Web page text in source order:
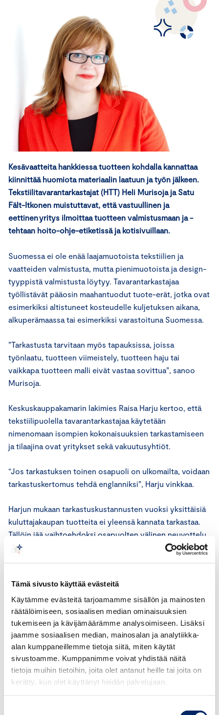
Tämä sivusto käyttää evästeitä
Käytämme evästeitä tarjoamamme sisällön ja mainosten
räätälöimiseen, sosiaalisen median ominaisuuksien
tukemiseen ja kävijämäärämme analysoimiseen. Lisäksi
jaamme sosiaalisen median, mainosalan ja analytiikka-
alan kumppaneillemme tietoja siitä, miten käytät
sivustoamme. Kumppanimme voivat yhdistää näitä
tietoja muihin tietoihin, joita olet antanut heille tai joita on
kerätty, kun olet käyttänyt heidän palvelujaan.
Kesävaatteita hankkiessa tuotteen kohdalla kannattaa
kiinnittää huomiota materiaalin laatuun ja työn jälkeen.
Tekstiilitavarantarkastajat (HTT) Heli Murisoja ja Satu
Fält-Itkonen muistuttavat, että vastuullinen ja
eettinen yritys ilmoittaa tuotteen valmistusmaan ja -
tehtaan hoito-ohje-etiketissä ja kotisivuillaan.
Suomessa ei ole enää laajamuotoista tekstiilien ja
vaatteiden valmistusta, mutta pienimuotoista ja design-
tyyppistä valmistusta löytyy. Tavarantarkastajaa
työllistävät pääosin maahantuodut tuote-erät, jotka ovat
esimerkiksi altistuneet kosteudelle kuljetuksen aikana,
alkuperämaassa tai esimerkiksi varastoituna Suomessa.
”Tarkastusta tarvitaan myös tapauksissa, joissa
työnlaatu, tuotteen viimeistely, tuotteen haju tai
vaikkapa tuotteen malli eivät vastaa sovittua”, sanoo
Murisoja.
Keskuskauppakamarin lakimies Raisa Harju kertoo, että
tekstiilipuolella tavarantarkastajaa käytetään
nimenomaan isompien kokonaisuuksien tarkastamiseen
ja tilaajina ovat yritykset sekä vakuutusyhtiöt.
“Jos tarkastuksen toinen osapuoli on ulkomailta, voidaan
tarkastuskertomus tehdä englanniksi”, Harju vinkkaa.
Harjun mukaan tarkastuskustannusten vuoksi yksittäisiä
kuluttajakaupan tuotteita ei yleensä kannata tarkastaa.
Tällöin jää vaihtoehdoksi osapuolten välinen neuvottelu
ja viime kädessä kuluttajariitalautakunta.
Kesäkeleillä ja varsinkin helteellä toimivat parhaiten
luonnonmateriaalit, kuten pellava, silkki ja puuvilla.
Ostohetkellä kannattaa kiinnittää huomiota siihen, että
kuitusisällössä on enemmän luonnonkuitua.
”Luonnonkuitujen ohella myös muuntokuidut kuten
viskoosi ja lyocel ovat miellyttävän tuntuisia ja kosteutta
imeviä materiaaleja. Viskoosia valmistetaan mm.
koivusta, bambusta, kuusesta tai vaikka männystä”,